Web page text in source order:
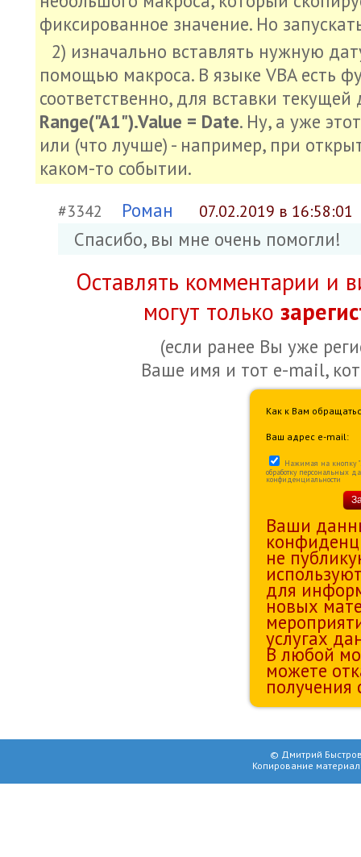
фиксированное значение. Но
2) изначально вставлять нужную
помощью макроса. В языке VBA есть
соответственно, для вставки
Range("A1").Value = Date. Ну, а уже
или (что лучше) - например, при
каком-то событии.
#3342 Роман 07.02.2019 в 16:58:01
Спасибо, вы мне очень помогли!
Оставлять комментарии и
могут только
(если ранее Вы уже
Ваше имя и тот e-mail,
Как к Вам
Ваш адрес e-mail:
Нажимая на кнопку
обработку персональных
конфиденциальности
Ваши
не
для
новых
услугах
В любой
можете
получения
© Дмитрий
Копирование